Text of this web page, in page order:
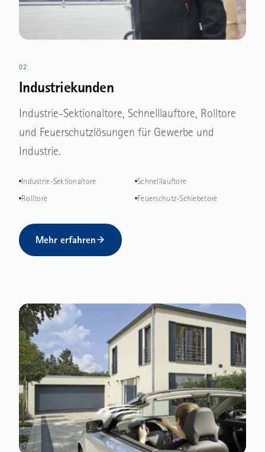
02
Industriekunden
Industrie-Sektionaltore, Schnelllauftore, Rolltore
und Feuerschutzlösungen für Gewerbe und
Industrie.
Industrie-Sektionaltore
Schnelllauftore
Rolltore
Feuerschutz-Schiebetore
Mehr erfahren